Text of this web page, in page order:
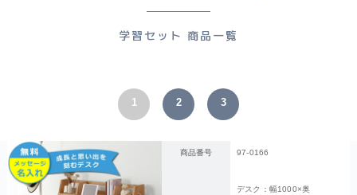
学習セット 商品一覧
1 2 3
商品番号 97-0166
デスク：幅1000×奥